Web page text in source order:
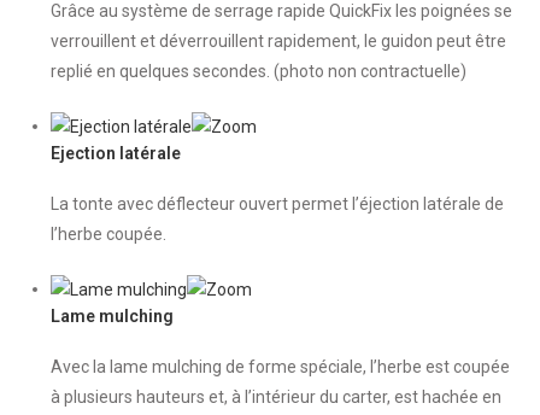
Grâce au système de serrage rapide QuickFix les poignées se
verrouillent et déverrouillent rapidement, le guidon peut être
replié en quelques secondes. (photo non contractuelle)
Ejection latérale
La tonte avec déflecteur ouvert permet l’éjection latérale de
l’herbe coupée.
Lame mulching
Avec la lame mulching de forme spéciale, l’herbe est coupée
à plusieurs hauteurs et, à l’intérieur du carter, est hachée en